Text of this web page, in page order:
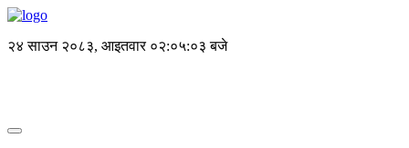
२४ साउन २०८३, आइतवार ०२:०५:०३ बजे